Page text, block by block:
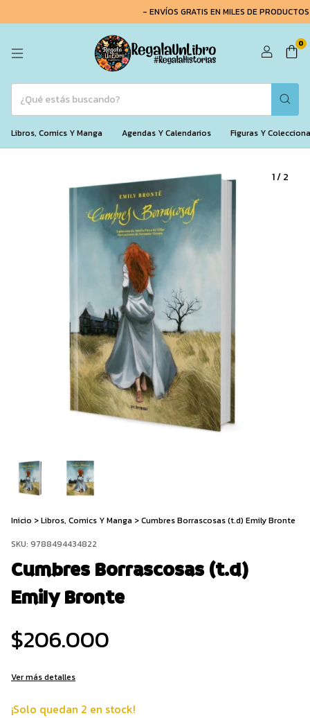
- ENVÍOS GRATIS EN MILES DE PRODUCTOS -
0
Libros, Comics Y Manga Agendas Y Calendarios Figuras Y
1/2
Inicio >Libros, Comics Y Manga >Cumbres Borrascosas (t.d) Emily Bronte
SKU: 9788494434822
Cumbres Borrascosas (t.d)
Emily Bronte
$206.000
Ver más detalles
¡Solo quedan 2 en stock!